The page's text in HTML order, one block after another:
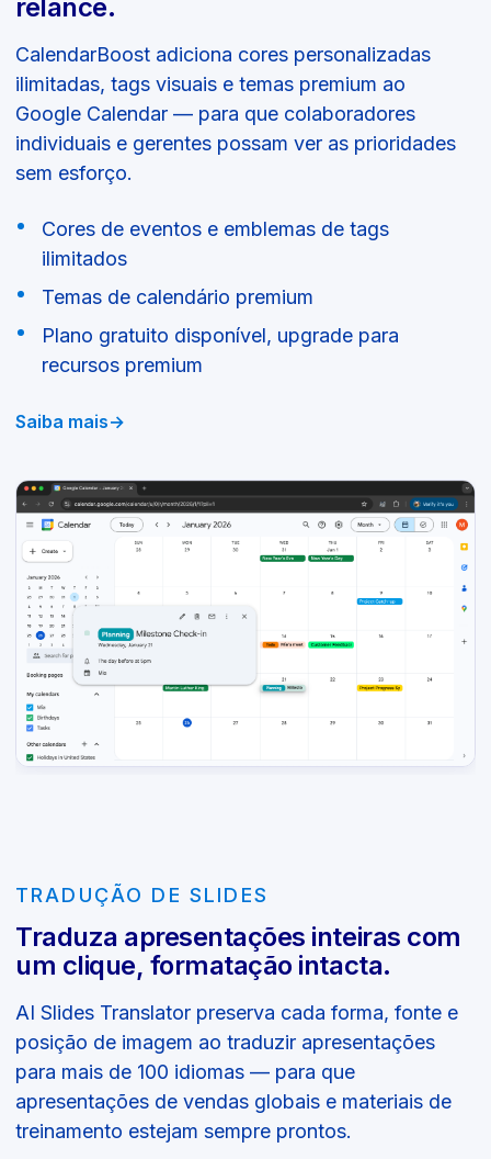
relance.
CalendarBoost adiciona cores personalizadas
ilimitadas, tags visuais e temas premium ao
Google Calendar — para que colaboradores
individuais e gerentes possam ver as prioridades
sem esforço.
Cores de eventos e emblemas de tags
ilimitados
Temas de calendário premium
Plano gratuito disponível, upgrade para
recursos premium
Saiba mais→
TRADUÇÃO DE SLIDES
Traduza apresentações inteiras com
um clique, formatação intacta.
AI Slides Translator preserva cada forma, fonte e
posição de imagem ao traduzir apresentações
para mais de 100 idiomas — para que
apresentações de vendas globais e materiais de
treinamento estejam sempre prontos.